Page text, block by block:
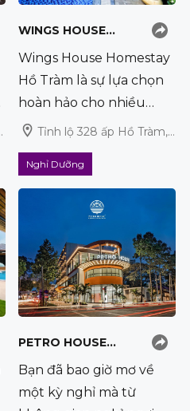
WINGS HOUSE
HOMESTAY HỒ
NGHỈ DƯỠNG TUYỆT
VỜI CHO TÍN ĐỒ DU
LỊCH
Wings House Homestay
Hồ Tràm là sự lựa chọn
hoàn hảo cho nhiều
khách du lịch bởi không
phù hợp khi đi với gia
đình hoặc nhóm bạn
nhiều người, tạo cảm
giác ấm cúng, vui vẻ bên
nhau.
Tỉnh lộ 328 ấp Hồ Tràm, xã Phước Thuận, huyện Xuyên Mộc
Nghỉ Dưỡng
PETRO HOUSE
HOTEL VŨNG TÀU
Bạn đã bao giờ mơ về
một kỳ nghỉ mà từ